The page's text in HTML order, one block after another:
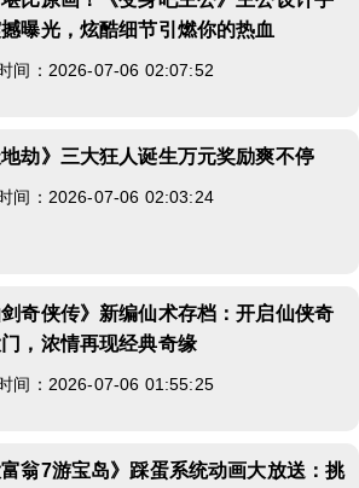
曝光，炫酷细节引燃你的热血
间：2026-07-06 02:07:52
地劫》三大狂人诞生万元奖励爽不停
间：2026-07-06 02:03:24
剑奇侠传》新编仙术存档：开启仙侠奇
，浓情再现经典奇缘
间：2026-07-06 01:55:25
富翁7游宝岛》踩蛋系统动画大放送：挑